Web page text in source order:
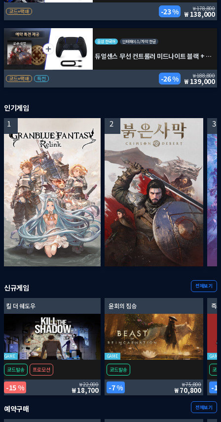
코드+택배 23 % 178,800
138,000
음성 한국어 인터페이스/자막 한글
듀얼센스 무선 컨트롤러 미드나이트 블랙 + PC용 USB 케이블 + 붉은사막
코드+택배 특전 26 % 188,800
139,000
인기게임
1 2 3
신규게임 전체보기
킬 더 쉐도우
GAME
코드발송 프로모션
15 % 22,000
18,700
윤회의 짐승
GAME
코드발송
7 % 75,800
70,800
즉
GAME
코
예약구매 전체보기